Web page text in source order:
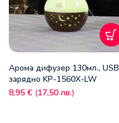
Арома дифузер 130мл., USB
зарядно KP-1560X-LW
8,95 € (17,50 лв.)